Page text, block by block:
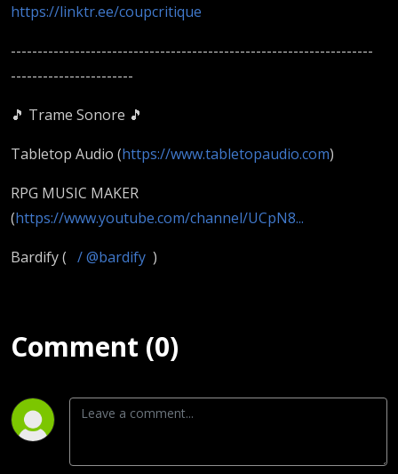
https://linktr.ee/coupcritique
--------------------------------------------------------------------
-----------------------
🎵 Trame Sonore 🎵
Tabletop Audio (https://www.tabletopaudio.com)
RPG MUSIC MAKER
(https://www.youtube.com/channel/UCpN8...
Bardify ( / @bardify )
Comment (0)